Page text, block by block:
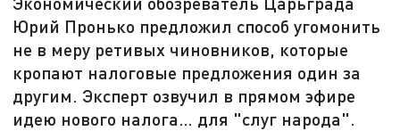
Юрий Пронько предложил способ угомонить
не в меру ретивых чиновников, которые
кропают налоговые предложения один за
другим. Эксперт озвучил в прямом эфире
идею нового налога… для "слуг народа".